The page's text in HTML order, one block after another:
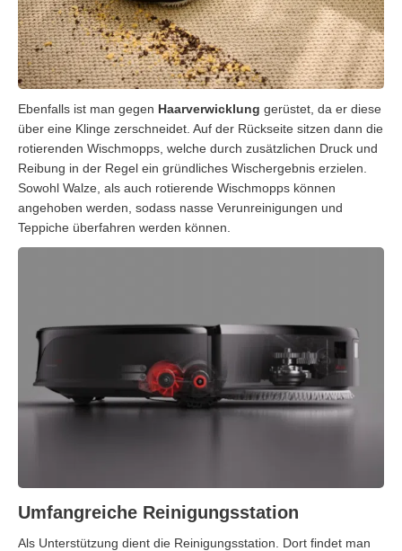
Ebenfalls ist man gegen Haarverwicklung gerüstet, da er diese
über eine Klinge zerschneidet. Auf der Rückseite sitzen dann die
rotierenden Wischmopps, welche durch zusätzlichen Druck und
Reibung in der Regel ein gründliches Wischergebnis erzielen.
Sowohl Walze, als auch rotierende Wischmopps können
angehoben werden, sodass nasse Verunreinigungen und
Teppiche überfahren werden können.
Umfangreiche Reinigungsstation
Als Unterstützung dient die Reinigungsstation. Dort findet man